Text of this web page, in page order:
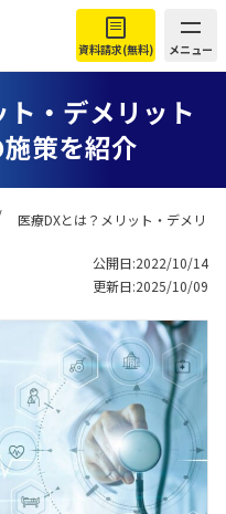
資料請求(無料) メニュー
・デメリット
策を紹介
医療DXとは？メリット・デメリ
公開日:2022/10/14
更新日:2025/10/09